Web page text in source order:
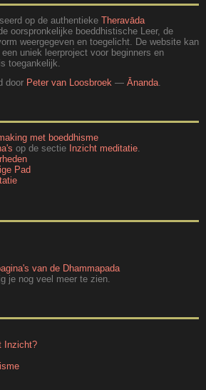
op de authentieke Theravāda
oorspronkelijke boeddhistische Leer, de
weergegeven en toegelicht. De website kan
uniek leerproject voor beginners en
toegankelijk.
door Peter van Loosbroek — Ānanda.
met boeddhisme
op de sectie Inzicht meditatie
Pad
van de Dhammapada
je nog veel meer te zien.
Inzicht?